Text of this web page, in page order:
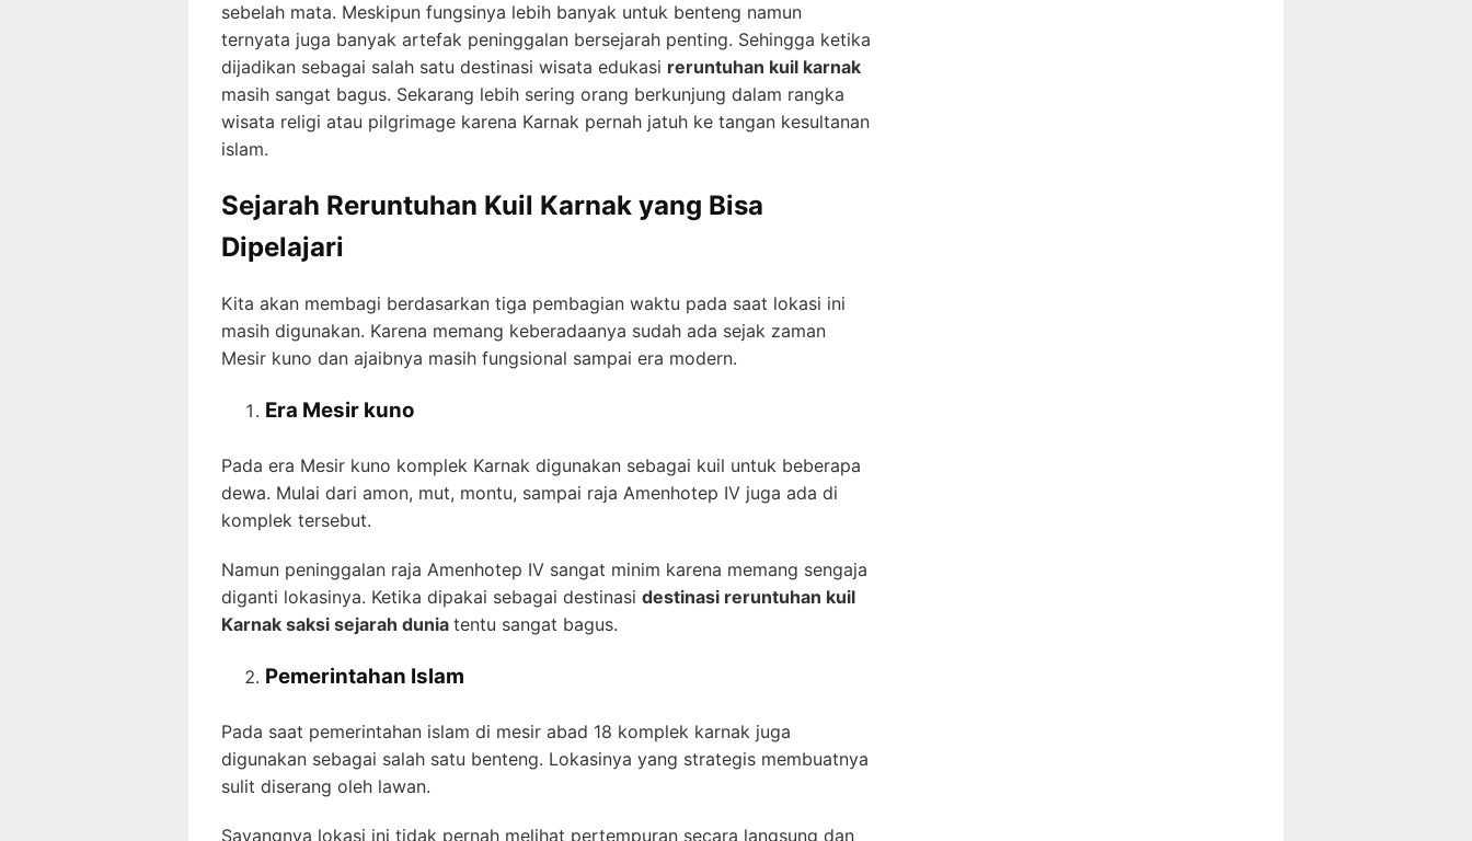
sebelah mata. Meskipun fungsinya lebih banyak untuk benteng namun
ternyata juga banyak artefak peninggalan bersejarah penting. Sehingga ketika
dijadikan sebagai salah satu destinasi wisata edukasi reruntuhan kuil karnak
masih sangat bagus. Sekarang lebih sering orang berkunjung dalam rangka
wisata religi atau pilgrimage karena Karnak pernah jatuh ke tangan kesultanan
islam.
Sejarah Reruntuhan Kuil Karnak yang Bisa
Dipelajari
Kita akan membagi berdasarkan tiga pembagian waktu pada saat lokasi ini
masih digunakan. Karena memang keberadaanya sudah ada sejak zaman
Mesir kuno dan ajaibnya masih fungsional sampai era modern.
Era Mesir kuno
Pada era Mesir kuno komplek Karnak digunakan sebagai kuil untuk beberapa
dewa. Mulai dari amon, mut, montu, sampai raja Amenhotep IV juga ada di
komplek tersebut.
Namun peninggalan raja Amenhotep IV sangat minim karena memang sengaja
diganti lokasinya. Ketika dipakai sebagai destinasi destinasi reruntuhan kuil
Karnak saksi sejarah dunia tentu sangat bagus.
Pemerintahan Islam
Pada saat pemerintahan islam di mesir abad 18 komplek karnak juga
digunakan sebagai salah satu benteng. Lokasinya yang strategis membuatnya
sulit diserang oleh lawan.
Sayangnya lokasi ini tidak pernah melihat pertempuran secara langsung dan